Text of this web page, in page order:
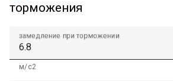
торможения
замедление при торможении
м/с2